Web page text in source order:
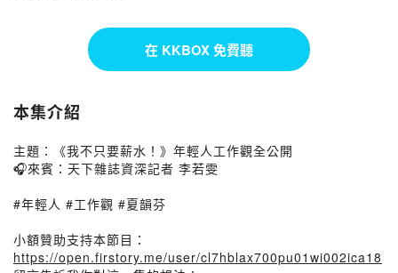
在 KKBOX 免費聽
本集介紹
主題：《我不只要薪水！》年輕人工作觀全公開
🎧來賓：天下雜誌資深記者 李若雯
#年輕人 #工作觀 #夏韻芬
小額贊助支持本節目：
https://open.firstory.me/user/cl7hblax700pu01wi002ica18